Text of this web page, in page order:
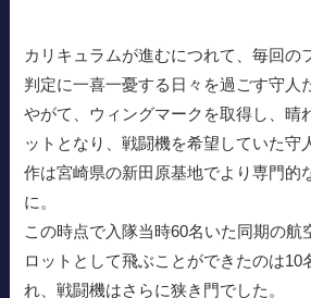
カリキュラムが進むにつれて、毎回の
判定に一喜一憂する日々を過ごす守人
やがて、ウィングマークを取得し、晴
ットとなり、戦闘機を希望していた守
作は宮崎県の新田原基地でより専門的
に。
この時点で入隊当時60名いた同期の航
ロットとして飛ぶことができたのは10
れ、戦闘機はさらに狭き門でした。